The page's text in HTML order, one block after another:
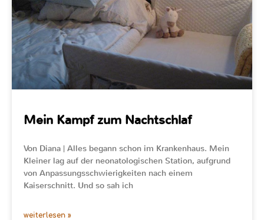
Mein Kampf zum Nachtschlaf
Von Diana | Alles begann schon im Krankenhaus. Mein
Kleiner lag auf der neonatologischen Station, aufgrund
von Anpassungsschwierigkeiten nach einem
Kaiserschnitt. Und so sah ich
weiterlesen »